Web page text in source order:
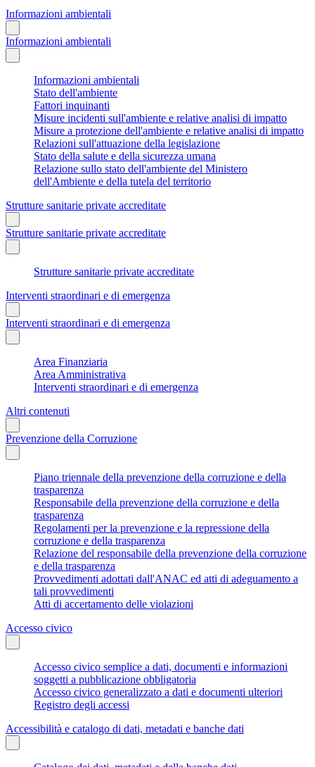
Informazioni ambientali
Informazioni ambientali
Informazioni ambientali
Stato dell'ambiente
Fattori inquinanti
Misure incidenti sull'ambiente e relative analisi di impatto
Misure a protezione dell'ambiente e relative analisi di impatto
Relazioni sull'attuazione della legislazione
Stato della salute e della sicurezza umana
Relazione sullo stato dell'ambiente del Ministero
dell'Ambiente e della tutela del territorio
Strutture sanitarie private accreditate
Strutture sanitarie private accreditate
Strutture sanitarie private accreditate
Interventi straordinari e di emergenza
Interventi straordinari e di emergenza
Area Finanziaria
Area Amministrativa
Interventi straordinari e di emergenza
Altri contenuti
Prevenzione della Corruzione
Piano triennale della prevenzione della corruzione e della
trasparenza
Responsabile della prevenzione della corruzione e della
trasparenza
Regolamenti per la prevenzione e la repressione della
corruzione e della trasparenza
Relazione del responsabile della prevenzione della corruzione
e della trasparenza
Provvedimenti adottati dall'ANAC ed atti di adeguamento a
tali provvedimenti
Atti di accertamento delle violazioni
Accesso civico
Accesso civico semplice a dati, documenti e informazioni
soggetti a pubblicazione obbligatoria
Accesso civico generalizzato a dati e documenti ulteriori
Registro degli accessi
Accessibilità e catalogo di dati, metadati e banche dati